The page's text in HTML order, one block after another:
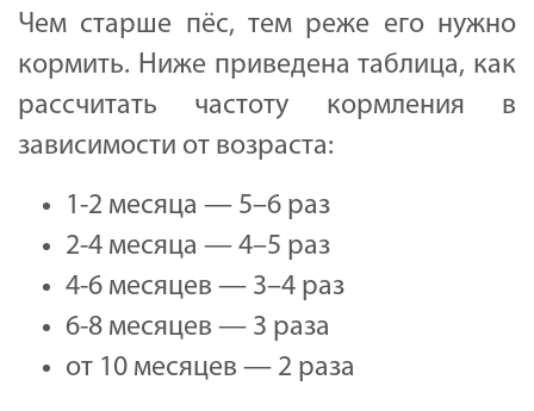
Чем старше пёс, тем реже его нужно
кормить. Ниже приведена таблица, как
рассчитать частоту кормления в
зависимости от возраста:
1-2 месяца — 5–6 раз
2-4 месяца — 4–5 раз
4-6 месяцев — 3–4 раз
6-8 месяцев — 3 раза
от 10 месяцев — 2 раза